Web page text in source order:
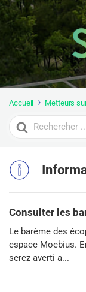
Accueil Metteurs
Search
For
Consulter les
Le barème des
espace Moebius.
serez averti a...